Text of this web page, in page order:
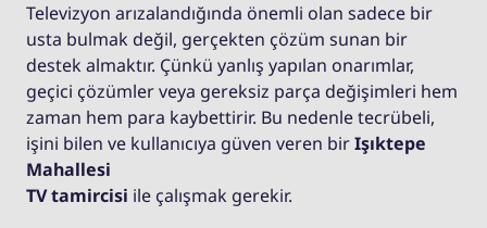
Televizyon arızalandığında önemli olan sadece bir
usta bulmak değil, gerçekten çözüm sunan bir
destek almaktır. Çünkü yanlış yapılan onarımlar,
geçici çözümler veya gereksiz parça değişimleri hem
zaman hem para kaybettirir. Bu nedenle tecrübeli,
işini bilen ve kullanıcıya güven veren birIşıktepe
Mahallesi
TV tamircisi ile çalışmak gerekir.